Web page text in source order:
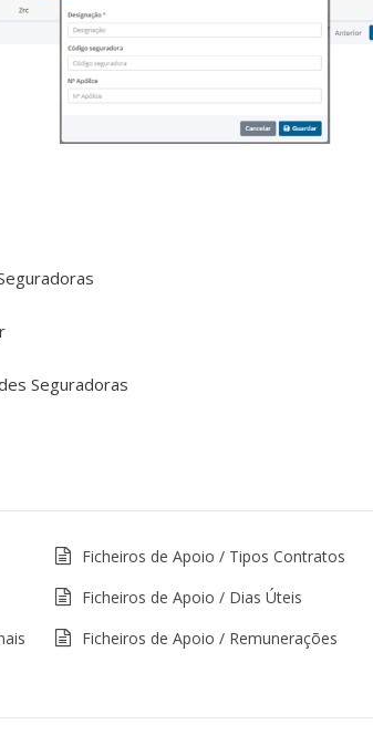
Seguradoras
Ficheiros de Apoio / Tipos Contratos
Ficheiros de Apoio / Dias Úteis
Ficheiros de Apoio / Remunerações